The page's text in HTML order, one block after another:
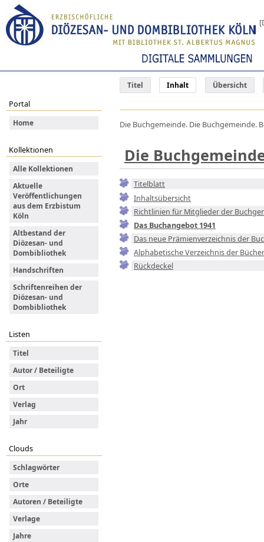
Titel Inhalt Übersicht
Portal
Home
Kollektionen
Alle Kollektionen
Aktuelle
Veröffentlichungen
aus dem Erzbistum
Köln
Altbestand der
Diözesan- und
Dombibliothek
Handschriften
Schriftenreihen der
Diözesan- und
Dombibliothek
Listen
Titel
Autor / Beteiligte
Ort
Verlag
Jahr
Clouds
Schlagwörter
Orte
Autoren / Beteiligte
Verlage
Jahre
Die Buchgemeinde. Die Buchgemeinde.
Die
Titelblatt
Inhaltsübersicht
Richtlinien für Mitglieder der
Das Buchangebot 1941
Das neue Prämienverzeichnis der
Alphabetische Verzeichnis der
Rückdeckel